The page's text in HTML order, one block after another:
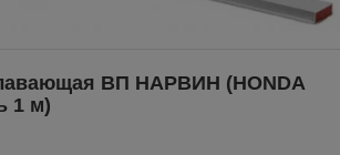
ВП НАРВИН (HONDA
1 м)